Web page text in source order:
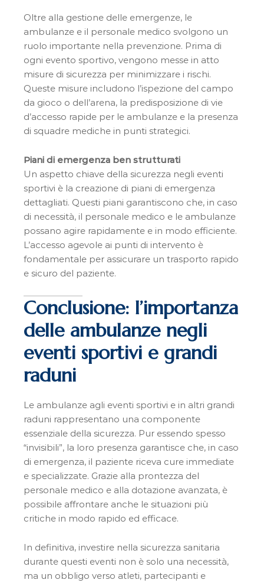
Oltre alla gestione delle emergenze, le
ambulanze e il personale medico svolgono un
ruolo importante nella prevenzione. Prima di
ogni evento sportivo, vengono messe in atto
misure di sicurezza per minimizzare i rischi.
Queste misure includono l’ispezione del campo
da gioco o dell’arena, la predisposizione di vie
d’accesso rapide per le ambulanze e la presenza
di squadre mediche in punti strategici.
Piani di emergenza ben strutturati
Un aspetto chiave della sicurezza negli eventi
sportivi è la creazione di piani di emergenza
dettagliati. Questi piani garantiscono che, in caso
di necessità, il personale medico e le ambulanze
possano agire rapidamente e in modo efficiente.
L’accesso agevole ai punti di intervento è
fondamentale per assicurare un trasporto rapido
e sicuro del paziente.
Conclusione: l’importanza
delle ambulanze negli
eventi sportivi e grandi
raduni
Le ambulanze agli eventi sportivi e in altri grandi
raduni rappresentano una componente
essenziale della sicurezza. Pur essendo spesso
“invisibili”, la loro presenza garantisce che, in caso
di emergenza, il paziente riceva cure immediate
e specializzate. Grazie alla prontezza del
personale medico e alla dotazione avanzata, è
possibile affrontare anche le situazioni più
critiche in modo rapido ed efficace.
In definitiva, investire nella sicurezza sanitaria
durante questi eventi non è solo una necessità,
ma un obbligo verso atleti, partecipanti e